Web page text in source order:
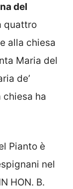
del
quattro
alla chiesa
Maria del
de’
chiesa ha
Pianto è
nel
HON. B.